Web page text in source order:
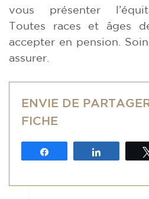
vous présenter
Toutes races et âges
accepter en pension.
assurer.
ENVIE DE
FICHE